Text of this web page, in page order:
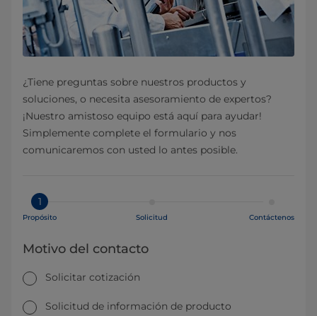
¿Tiene preguntas sobre nuestros productos y
soluciones, o necesita asesoramiento de expertos?
¡Nuestro amistoso equipo está aquí para ayudar!
Simplemente complete el formulario y nos
comunicaremos con usted lo antes posible.
1
Propósito Solicitud Contáctenos
Motivo del contacto
Solicitar cotización
Solicitud de información de producto